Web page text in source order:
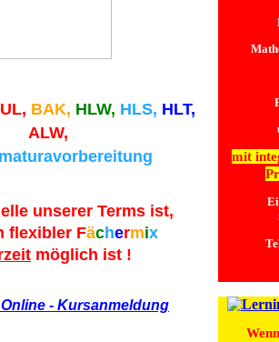
BAK, HLW, HLS, HLT,
ALW,
unserer Terms ist,
flexibler Fächermix
möglich ist !
- Kursanmeldung
mit